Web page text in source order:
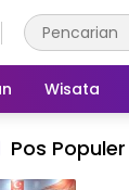
Wisata
Pos Populer